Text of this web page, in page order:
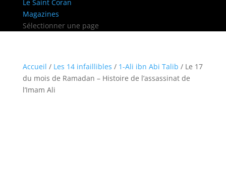
Le Saint Coran
Magazines
Sélectionner une page
Accueil / Les 14 infaillibles / 1-Ali ibn Abi Talib / Le 17
du mois de Ramadan – Histoire de l’assassinat de
l’Imam Ali